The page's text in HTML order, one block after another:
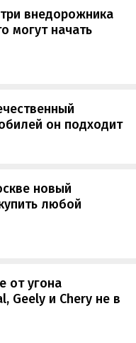
внедорожника
могут начать
он подходит
новый
любой
от угона
Geely и Chery не в